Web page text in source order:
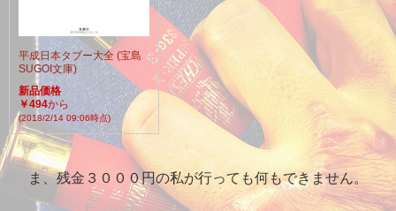
平成日本タブー大全 (宝島
SUGOI文庫)
新品価格
￥494から
(2018/2/14 09:06時点)
ま、残金３０００円の私が行っても何もできません。